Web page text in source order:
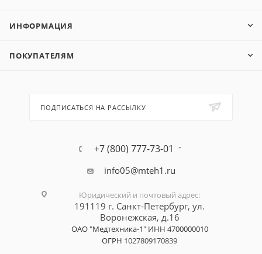
ИНФОРМАЦИЯ
ПОКУПАТЕЛЯМ
ПОДПИСАТЬСЯ НА РАССЫЛКУ
+7 (800) 777-73-01
info05@mteh1.ru
Юридический и почтовый адрес:
191119 г. Санкт-Петербург, ул.
Воронежская, д.16
ОАО "Медтехника-1" ИНН 4700000010
ОГРН 1027809170839